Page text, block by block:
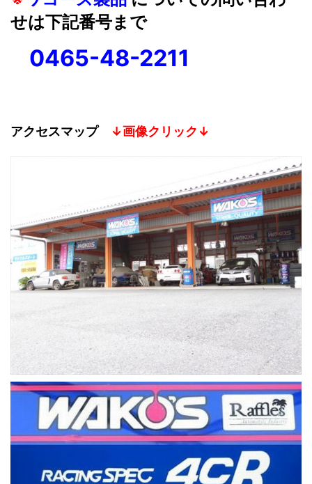
せは下記番号まで
0465-48-2211
アクセスマップ ↓画像クリック↓